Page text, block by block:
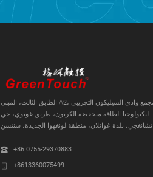
الطابق الثالث، المبنى A2، مجمع وادي السيليكون التجريبي
لتكنولوجيا الطاقة منخفضة الكربون، طريق غويوي، حي
تشانغجي، بلدة غوانلان، منطقة لونغهوا الجديدة، شنتشن
+86 0755-29370883
+8613360075499